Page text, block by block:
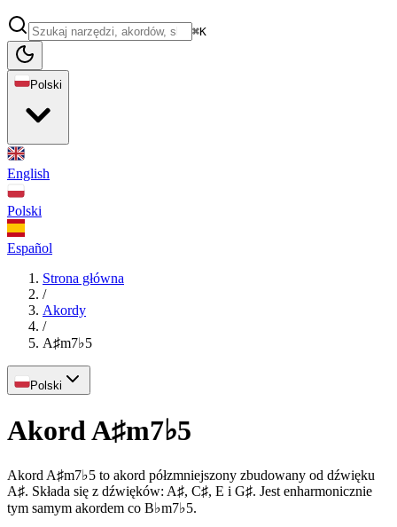
⌘K
Polski
English
Polski
Español
Strona główna
/
Akordy
/
A♯m7♭5
Polski
Akord A♯m7♭5
Akord A♯m7♭5 to akord półzmniejszony zbudowany od dźwięku
A♯. Składa się z dźwięków: A♯, C♯, E i G♯. Jest enharmonicznie
tym samym akordem co B♭m7♭5.